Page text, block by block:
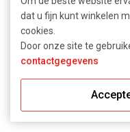
dat u fijn kunt winkelen
cookies.
Door onze site te
contactgegevens